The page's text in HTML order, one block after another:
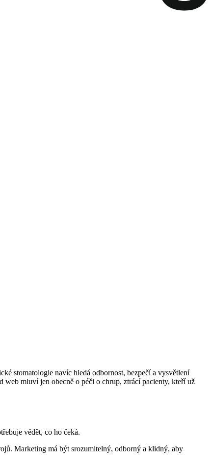
stomatologie navíc hledá odbornost, bezpečí a vysvětlení
mluví jen obecně o péči o chrup, ztrácí pacienty, kteří už
vědět, co ho čeká.
Marketing má být srozumitelný, odborný a klidný, aby